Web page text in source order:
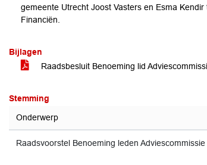
gemeente Utrecht Joost Vasters en Esma
Financiën.
Bijlagen
Raadsbesluit Benoeming lid
Stemming
Onderwerp
Raadsvoorstel Benoeming leden